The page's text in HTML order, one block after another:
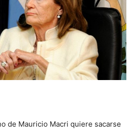
de Mauricio Macri quiere sacarse